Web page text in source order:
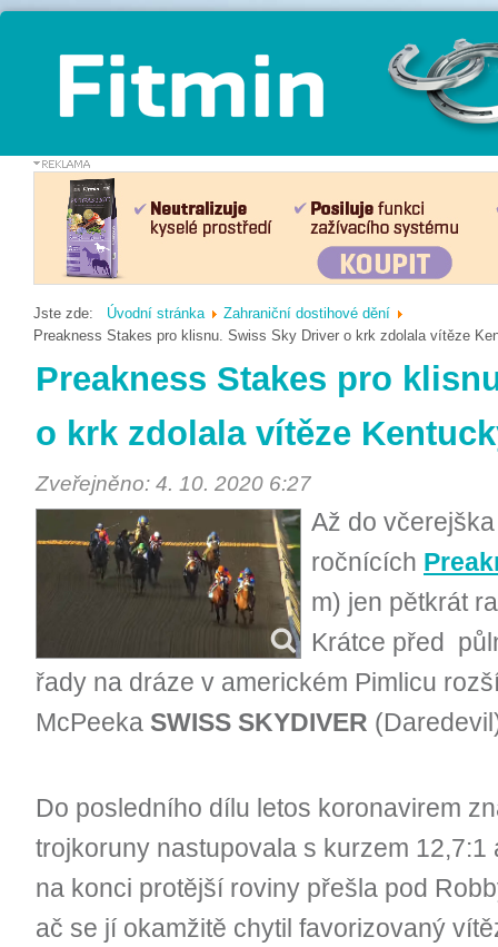
Jste zde: Úvodní stránka
Zahraniční dostihové dění
Preakness Stakes pro klisnu. Swiss Sky Driver o krk zdolala vítěze
Preakness Stakes pro
o krk zdolala vítěze
Zveřejněno: 4. 10. 2020 6:27
Až do
ročnících
m) jen pětkrát
Krátce před
řady na dráze v americkém Pimlicu
McPeeka SWISS SKYDIVER
Do posledního dílu letos koronavirem
trojkoruny nastupovala s kurzem
na konci protější roviny přešla pod
ač se jí okamžitě chytil favorizovaný